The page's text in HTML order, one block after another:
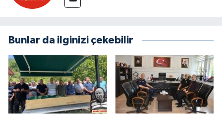
Bunlar da ilginizi çekebilir